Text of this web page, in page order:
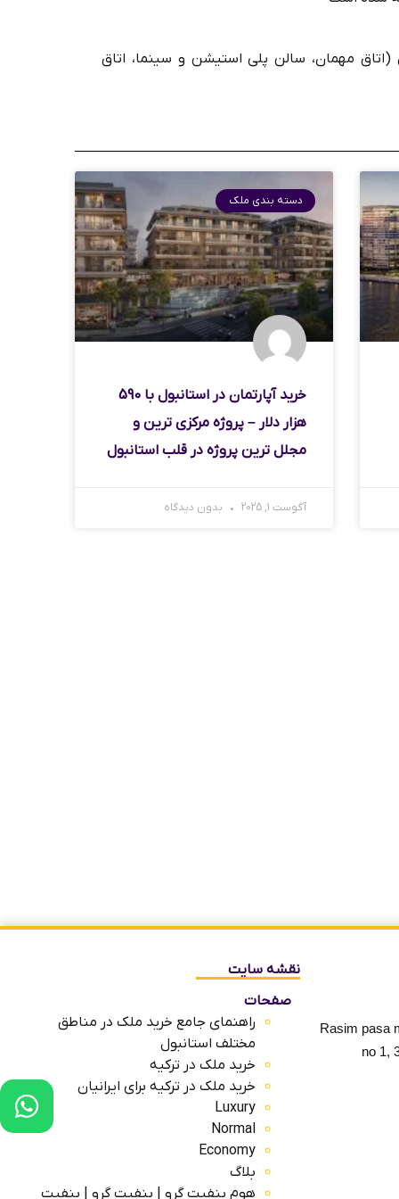
(اتاق مهمان، سالن پلی استیشن و سینما، اتاق
دسته بندی ملک
خرید آپارتمان در استانبول با 590
هزار دلار – پروژه مرکزی ترین و
مجلل ترین پروژه در قلب استانبول
آگوست 1, 2025 بدون دیدگاه
Rasim pasa
no 1,
نقشه سایت
صفحات
راهنمای جامع خرید ملک در مناطق
مختلف استانبول
خرید ملک در ترکیه
خرید ملک در ترکیه برای ایرانیان
Luxury
Normal
Economy
بلاگ
هوم بنفیت گرو | بنفیت گرو | بنفیت